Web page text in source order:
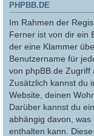
PHPBB.DE
Im Rahmen der
Ferner ist von dir ein
der eine Klammer
Benutzername für
von phpBB.de Zugriff
Zusätzlich kannst du
Website, deinen
Darüber kannst du
abhängig davon,
enthalten kann.